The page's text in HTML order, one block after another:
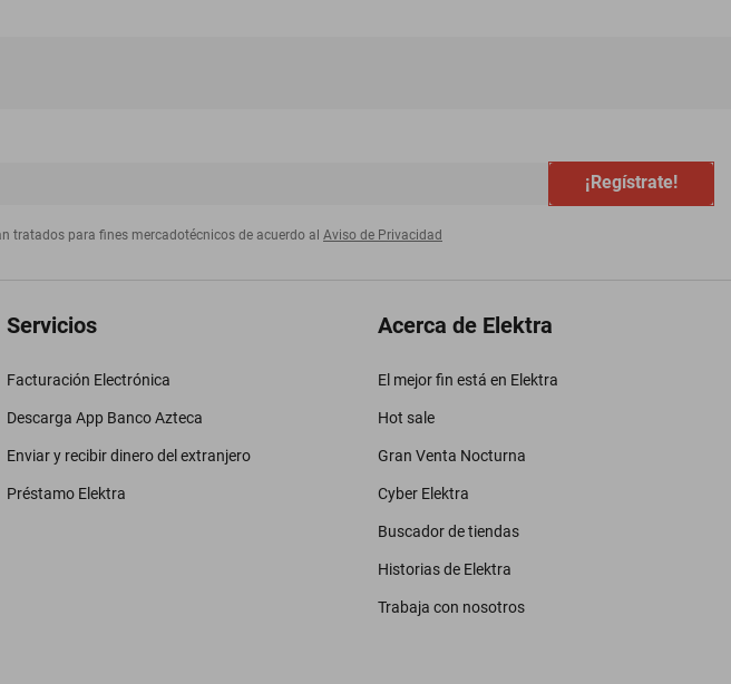
¡Regístrate!
tratados para fines mercadotécnicos de acuerdo al Aviso de Privacidad
Servicios
Facturación Electrónica
Descarga App Banco Azteca
Enviar y recibir dinero del extranjero
Préstamo Elektra
Acerca de Elektra
El mejor fin está en Elektra
Hot sale
Gran Venta Nocturna
Cyber Elektra
Buscador de tiendas
Historias de Elektra
Trabaja con nosotros